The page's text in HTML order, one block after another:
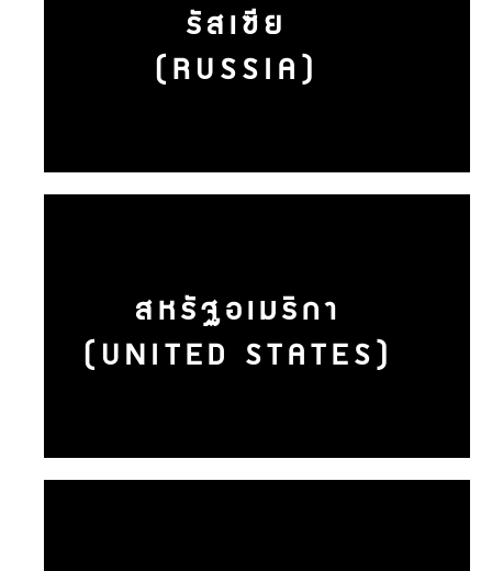
รัสเซีย
(RUSSIA)
สหรัฐอเมริกา
(UNITED STATES)